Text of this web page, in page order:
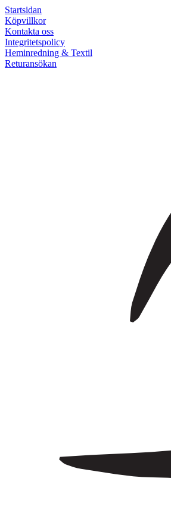
Startsidan
Köpvillkor
Kontakta oss
Integritetspolicy
Heminredning & Textil
Returansökan